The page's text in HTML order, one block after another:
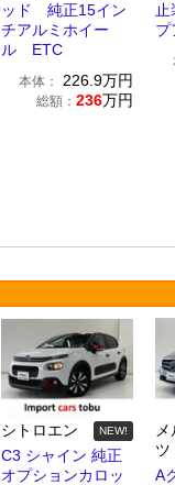
ッド 純正15イン
チアルミホイー
ル ETC
本体： 226.9万円
総額： 236万円
プ
シトロエン NEW!
C3 シャイン 純正
オプションカロッ
ツ
A